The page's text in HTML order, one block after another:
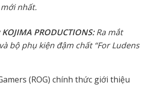
mới nhất.
PRODUCTIONS:Ra mắt
và bộ phụ kiện đậm chất “For Ludens
(ROG) chính thức giới thiệu